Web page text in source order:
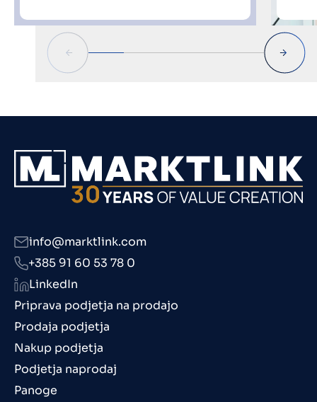
Priprava podjetja na prodajo
Prodaja podjetja
Nakup podjetja
Podjetja naprodaj
Panoge
info@marktlink.com
+385 91 60 53 78 0
LinkedIn